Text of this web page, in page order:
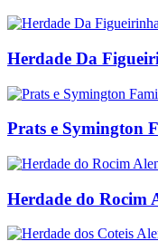
Herdade Da
Prats e Symington
Herdade do Rocim